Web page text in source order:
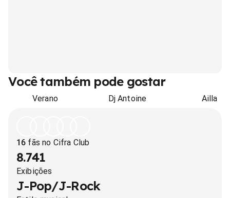
Você também pode gostar
Verano Dj Antoine Ailla
16 fãs no Cifra Club
8.741
Exibições
J-Pop/J-Rock